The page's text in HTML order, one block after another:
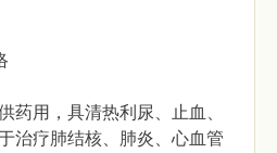
药用，具清热利尿、止血、
治疗肺结核、肺炎、心血管